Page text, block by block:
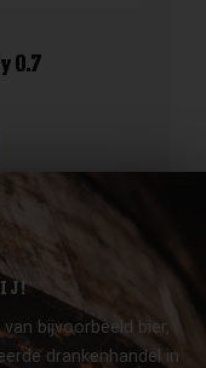
0.7
bijvoorbeeld bier,
drankenhandel in